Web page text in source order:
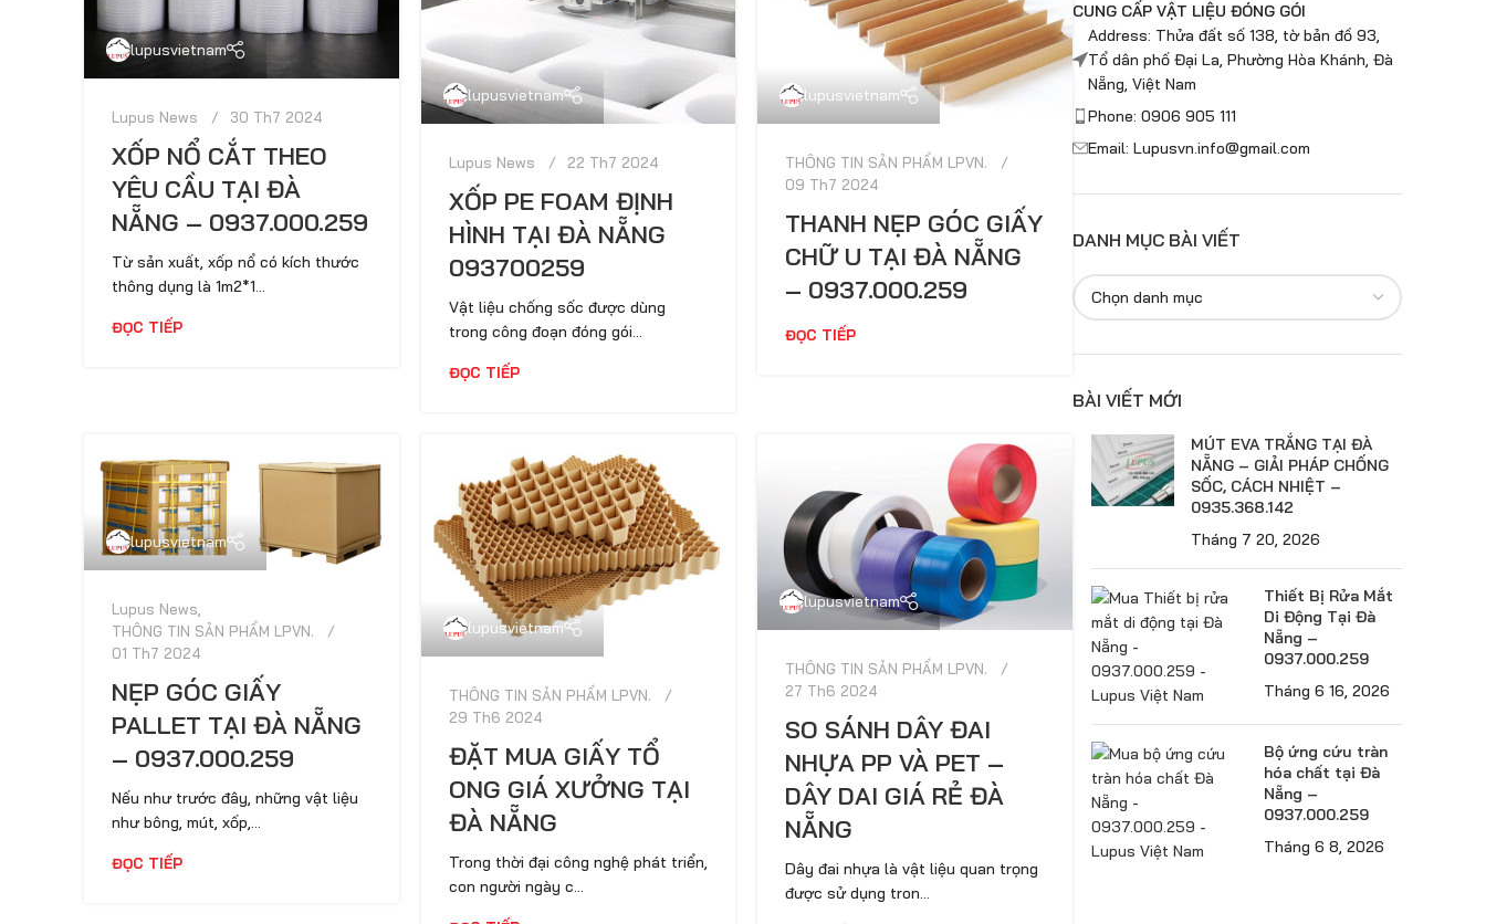
lupusvietnam
Lupus News 30 Th7 2024
XỐP NỔ CẮT THEO
YÊU CẦU TẠI ĐÀ
NẴNG – 0937.000.259
Từ sản xuất, xốp nổ có kích thước
thông dụng là 1m2*1...
ĐỌC TIẾP
lupusvietnam
Lupus News 22 Th7 2024
XỐP PE FOAM ĐỊNH
HÌNH TẠI ĐÀ NẴNG
093700259
Vật liệu chống sốc được dùng
trong công đoạn đóng gói...
ĐỌC TIẾP
lupusvietnam
THÔNG TIN SẢN PHẨM LPVN.
09 Th7 2024
THANH NẸP GÓC GIẤY
CHỮ U TẠI ĐÀ NẴNG
– 0937.000.259
ĐỌC TIẾP
lupusvietnam
Lupus News,
THÔNG TIN SẢN PHẨM LPVN.
01 Th7 2024
NẸP GÓC GIẤY
PALLET TẠI ĐÀ NẴNG
– 0937.000.259
Nếu như trước đây, những vật liệu
như bông, mút, xốp,...
ĐỌC TIẾP
lupusvietnam
THÔNG TIN SẢN PHẨM LPVN.
29 Th6 2024
ĐẶT MUA GIẤY TỔ
ONG GIÁ XƯỞNG TẠI
ĐÀ NẴNG
Trong thời đại công nghệ phát triển,
con người ngày c...
lupusvietnam
THÔNG TIN SẢN PHẨM LPVN.
27 Th6 2024
SO SÁNH DÂY ĐAI
NHỰA PP VÀ PET –
DÂY DAI GIÁ RẺ ĐÀ
NẴNG
Dây đai nhựa là vật liệu quan trọng
được sử dụng tron...
CUNG CẤP VẬT LIỆU ĐÓNG GÓI
Address: Thửa đất số 138, tờ bản đồ 93,
Tổ dân phố Đại La, Phường Hòa Khánh, Đà
Nẵng, Việt Nam
Phone: 0906 905 111
Email: Lupusvn.info@gmail.com
DANH MỤC BÀI VIẾT
BÀI VIẾT MỚI
MÚT EVA TRẮNG TẠI ĐÀ
NẴNG – GIẢI PHÁP CHỐNG
SỐC, CÁCH NHIỆT –
0935.368.142
Tháng 7 20, 2026
Thiết Bị Rửa Mắt
Di Động Tại Đà
Nẵng –
0937.000.259
Tháng 6 16, 2026
Bộ ứng cứu tràn
hóa chất tại Đà
Nẵng –
0937.000.259
Tháng 6 8, 2026